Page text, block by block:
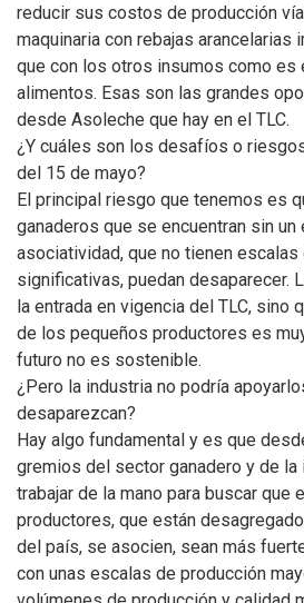
reducir sus costos de producción
maquinaria con rebajas arancelarias
que con los otros insumos como es
alimentos. Esas son las grandes
desde Asoleche que hay en el TLC.
¿Y cuáles son los desafíos o
del 15 de mayo?
El principal riesgo que tenemos es
ganaderos que se encuentran sin
asociatividad, que no tienen
significativas, puedan desaparecer.
la entrada en vigencia del TLC, sino
de los pequeños productores es
futuro no es sostenible.
¿Pero la industria no podría
desaparezcan?
Hay algo fundamental y es que
gremios del sector ganadero y de la
trabajar de la mano para buscar que
productores, que están
del país, se asocien, sean más
con unas escalas de producción